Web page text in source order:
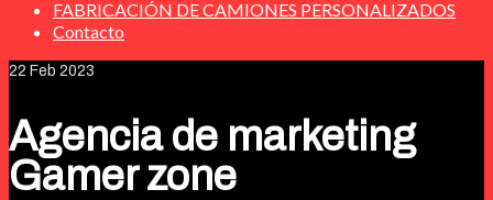
FABRICACIÓN DE CAMIONES PERSONALIZADOS
Contacto
22 Feb 2023
Agencia de marketing
Gamer zone